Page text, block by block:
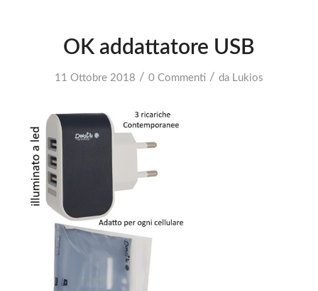
OK addattatore USB
11 Ottobre 2018 / 0 Commenti / da Lukios